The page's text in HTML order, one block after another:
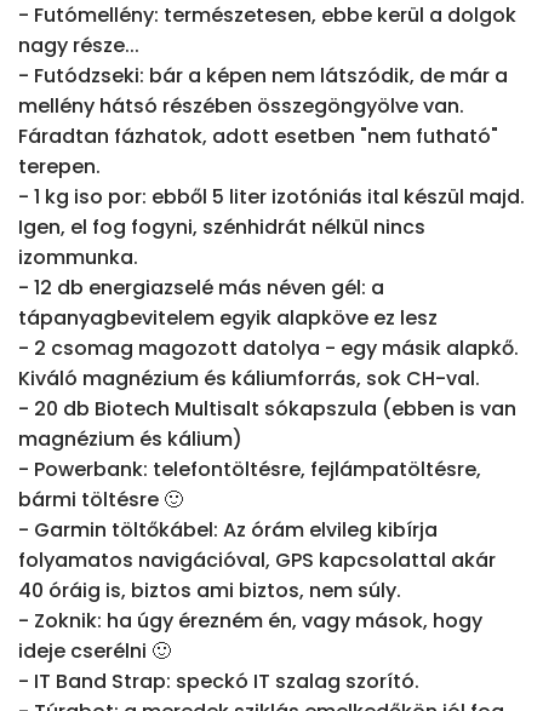
- Futómellény: természetesen, ebbe kerül a dolgok
nagy része...
- Futódzseki: bár a képen nem látszódik, de már a
mellény hátsó részében összegöngyölve van.
Fáradtan fázhatok, adott esetben "nem futható"
terepen.
- 1 kg iso por: ebből 5 liter izotóniás ital készül majd.
Igen, el fog fogyni, szénhidrát nélkül nincs
izommunka.
- 12 db energiazselé más néven gél: a
tápanyagbevitelem egyik alapköve ez lesz
- 2 csomag magozott datolya - egy másik alapkő.
Kiváló magnézium és káliumforrás, sok CH-val.
- 20 db Biotech Multisalt sókapszula (ebben is van
magnézium és kálium)
- Powerbank: telefontöltésre, fejlámpatöltésre,
bármi töltésre 🙂
- Garmin töltőkábel: Az órám elvileg kibírja
folyamatos navigációval, GPS kapcsolattal akár
40 óráig is, biztos ami biztos, nem súly.
- Zoknik: ha úgy érezném én, vagy mások, hogy
ideje cserélni 🙂
- IT Band Strap: speckó IT szalag szorító.